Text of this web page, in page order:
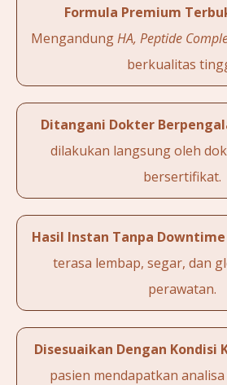
Formula Premium
MengandungHA, Peptide
berkualitas
Ditangani Dokter
dilakukan langsung oleh
bersertifikat.
Hasil Instan Tanpa Downtime
terasa lembap, segar, dan
perawatan.
Disesuaikan Dengan Kondisi
pasien mendapatkan